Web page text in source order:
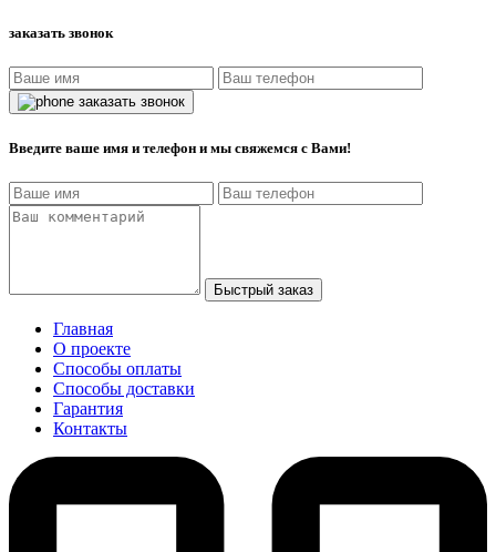
заказать звонок
заказать звонок
Введите ваше имя и телефон и мы свяжемся с Вами!
Быстрый заказ
Главная
О проекте
Способы оплаты
Способы доставки
Гарантия
Контакты